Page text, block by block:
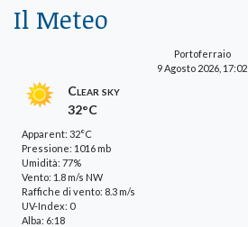
Il Meteo
Portoferraio
9 Agosto 2026, 17:02
Clear sky
32°C
Apparent: 32°C
Pressione: 1016 mb
Umidità: 77%
Vento: 1.8 m/s NW
Raffiche di vento: 8.3 m/s
UV-Index: 0
Alba: 6:18